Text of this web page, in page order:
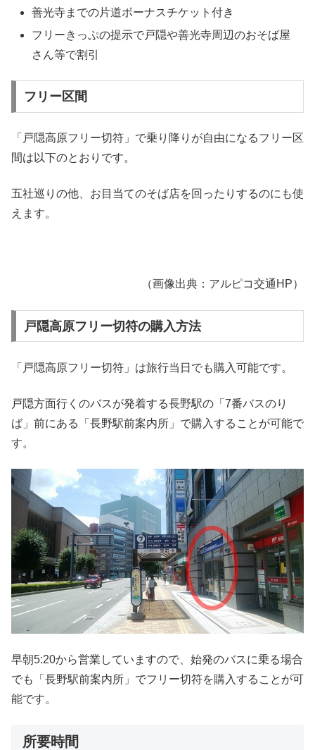
善光寺までの片道ボーナスチケット付き
フリーきっぷの提示で戸隠や善光寺周辺のおそば屋
さん等で割引
フリー区間
「戸隠高原フリー切符」で乗り降りが自由になるフリー区
間は以下のとおりです。
五社巡りの他、お目当てのそば店を回ったりするのにも使
えます。
（画像出典：アルピコ交通HP）
戸隠高原フリー切符の購入方法
「戸隠高原フリー切符」は旅行当日でも購入可能です。
戸隠方面行くのバスが発着する長野駅の「7番バスのり
ば」前にある「長野駅前案内所」で購入することが可能で
す。
早朝5:20から営業していますので、始発のバスに乗る場合
でも「長野駅前案内所」でフリー切符を購入することが可
能です。
所要時間